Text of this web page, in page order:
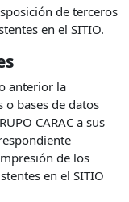
de terceros
en el SITIO.
anterior la
bases de datos
CARAC a sus
de los
en el SITIO